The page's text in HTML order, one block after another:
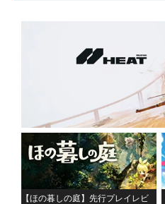
【ほの暮しの庭】先行プレイレビ